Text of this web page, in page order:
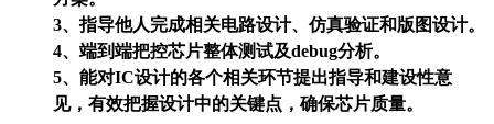
3、指导他人完成相关电路设计、仿真验证和版图设计。
4、端到端把控芯片整体测试及debug分析。
5、能对IC设计的各个相关环节提出指导和建设性意
见，有效把握设计中的关键点，确保芯片质量。